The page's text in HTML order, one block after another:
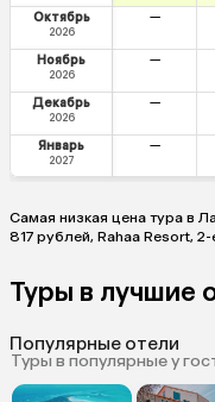
Октябрь
2026
—
Ноябрь
2026
—
Декабрь
2026
—
Январь
2027
—
Самая низкая цена тура в
817 рублей, Rahaa Resort,
Туры в лучшие
Популярные отели
Туры в популярные у